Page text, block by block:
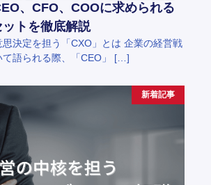
、CFO、COOに求められる
トを徹底解説
決定を担う「CXO」とは 企業の経営戦
て語られる際、「CEO」 […]
新着記事